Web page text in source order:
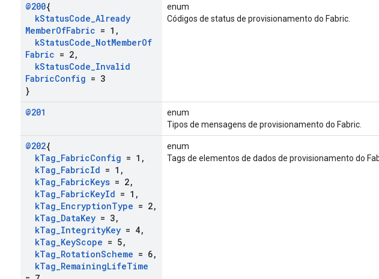
@200{
kStatusCode_Already
MemberOfFabric = 1 ,
kStatusCode_NotMemberOf
Fabric = 2,
kStatusCode_Invalid
FabricConfig = 3
}
enum
Códigos de status de provisionamento do Fabric.
@201
enum
Tipos de mensagens de provisionamento do Fabric.
@202{
kTag_FabricConfig = 1 ,
kTag_FabricId = 1 ,
kTag_FabricKeys = 2,
kTag_FabricKeyId = 1 ,
kTag_EncryptionType = 2,
kTag_DataKey = 3,
kTag_IntegrityKey = 4,
kTag_KeyScope = 5,
kTag_RotationScheme = 6,
kTag_RemainingLifeTime
enum
Tags de elementos de dados de provisionamento do